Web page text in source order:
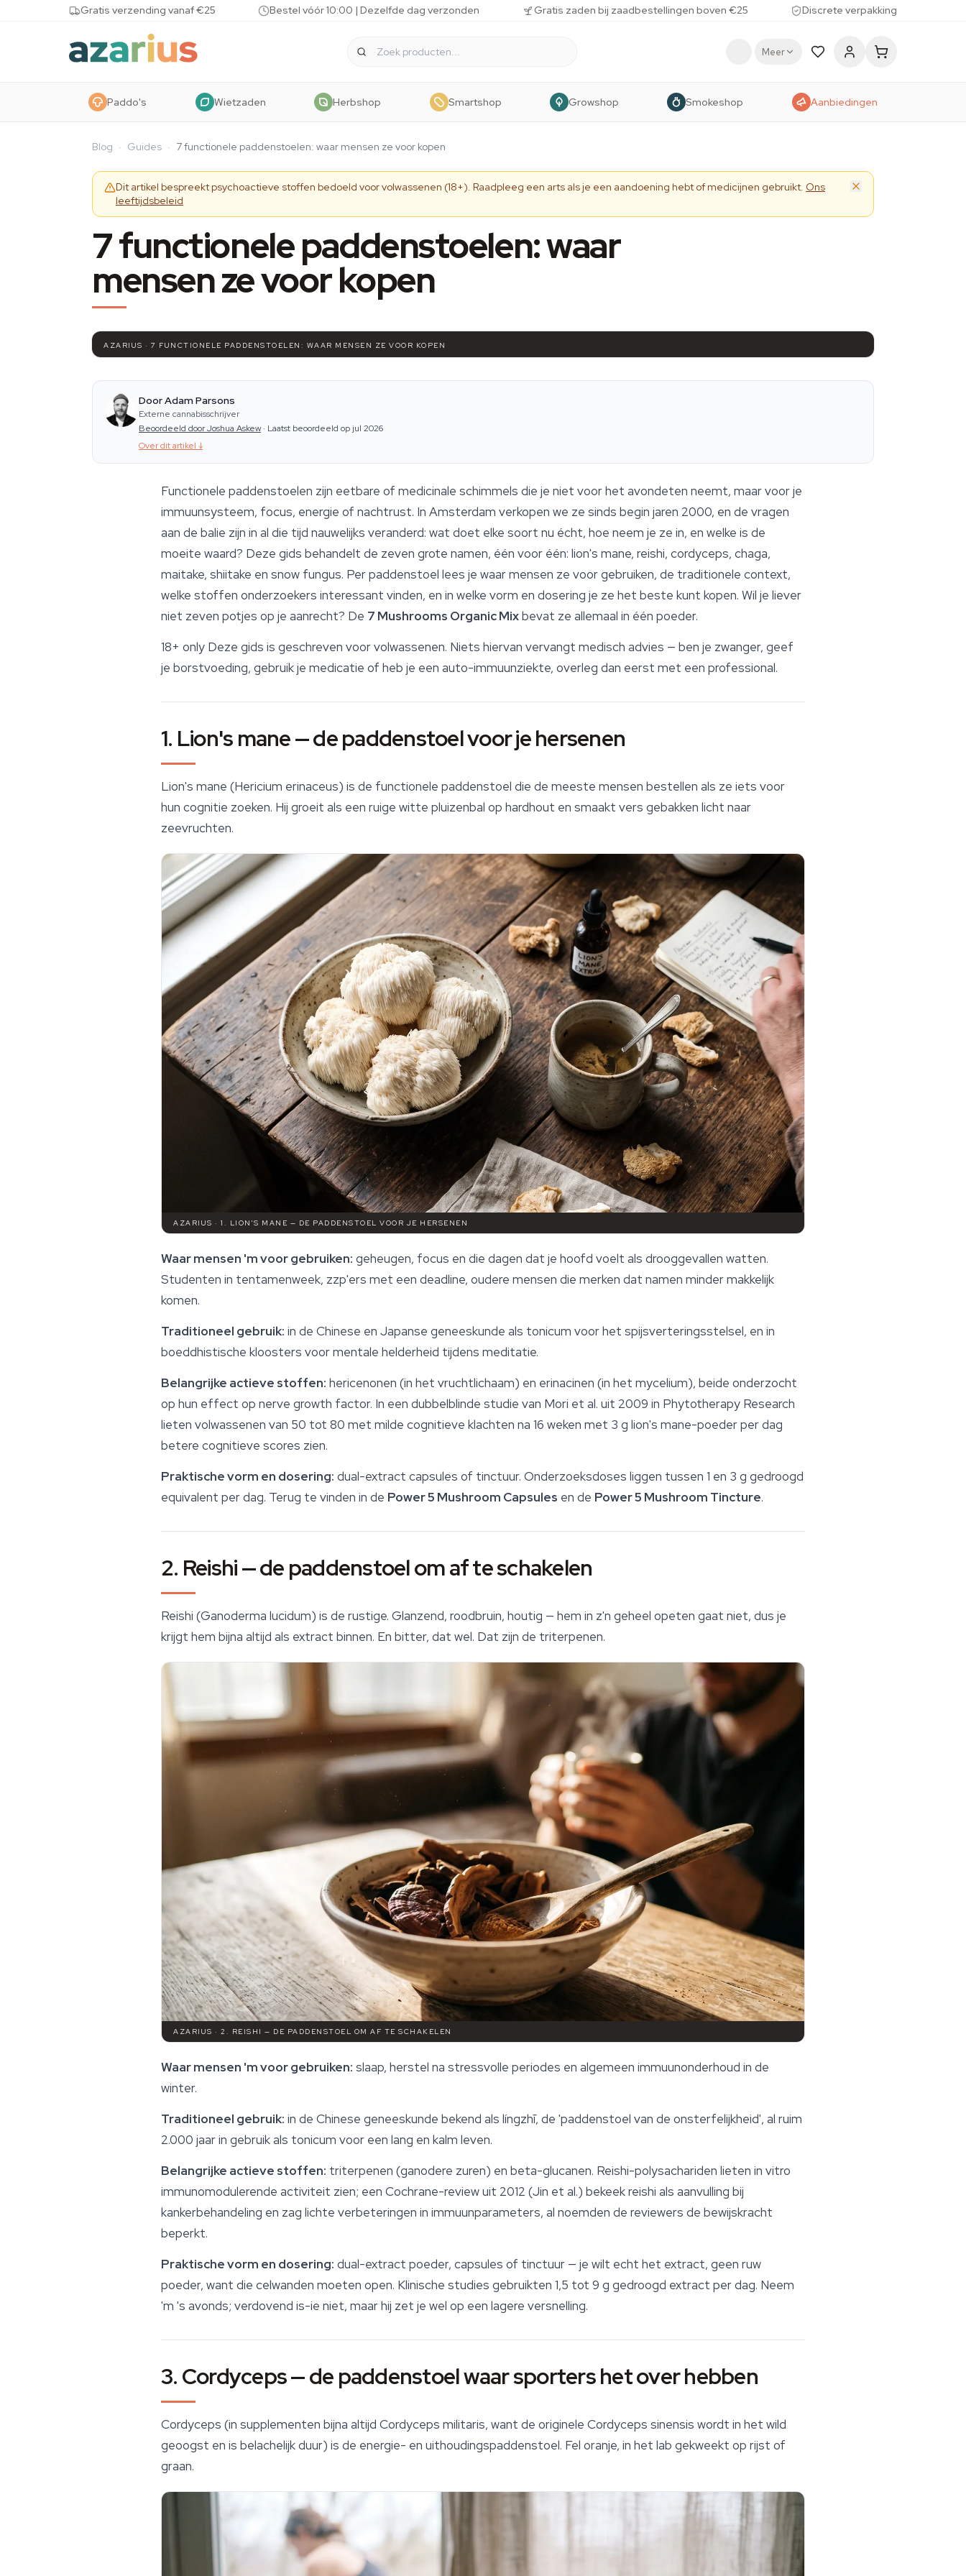
Skip to content Gratis verzending vanaf €25 Bestel vóór 10:00 | Dezelfde dag verzonden Gratis zaden bij zaadbestellingen boven €25 Discrete verpakking
Meer
Paddo's Wietzaden Herbshop Smartshop Growshop Smokeshop Aanbiedingen
Blog · Guides · 7 functionele paddenstoelen: waar mensen ze voor kopen
Dit artikel bespreekt psychoactieve stoffen bedoeld voor volwassenen (18+). Raadpleeg een arts als je een aandoening hebt of medicijnen gebruikt. Ons
leeftijdsbeleid
7 functionele paddenstoelen: waar
mensen ze voor kopen
AZARIUS · 7 FUNCTIONELE PADDENSTOELEN: WAAR MENSEN ZE VOOR KOPEN
Door Adam Parsons
Externe cannabisschrijver
Beoordeeld door Joshua Askew · Laatst beoordeeld op jul 2026
Over dit artikel ↓
Functionele paddenstoelen zijn eetbare of medicinale schimmels die je niet voor het avondeten neemt, maar voor je
immuunsysteem, focus, energie of nachtrust. In Amsterdam verkopen we ze sinds begin jaren 2000, en de vragen
aan de balie zijn in al die tijd nauwelijks veranderd: wat doet elke soort nu écht, hoe neem je ze in, en welke is de
moeite waard? Deze gids behandelt de zeven grote namen, één voor één: lion's mane, reishi, cordyceps, chaga,
maitake, shiitake en snow fungus. Per paddenstoel lees je waar mensen ze voor gebruiken, de traditionele context,
welke stoffen onderzoekers interessant vinden, en in welke vorm en dosering je ze het beste kunt kopen. Wil je liever
niet zeven potjes op je aanrecht? De 7 Mushrooms Organic Mixbevat ze allemaal in één poeder.
18+ only Deze gids is geschreven voor volwassenen. Niets hiervan vervangt medisch advies — ben je zwanger, geef
je borstvoeding, gebruik je medicatie of heb je een auto-immuunziekte, overleg dan eerst met een professional.
1. Lion's mane — de paddenstoel voor je hersenen
Lion's mane (Hericium erinaceus) is de functionele paddenstoel die de meeste mensen bestellen als ze iets voor
hun cognitie zoeken. Hij groeit als een ruige witte pluizenbal op hardhout en smaakt vers gebakken licht naar
zeevruchten.
AZARIUS · 1. LION'S MANE — DE PADDENSTOEL VOOR JE HERSENEN
Waar mensen 'm voor gebruiken: geheugen, focus en die dagen dat je hoofd voelt als drooggevallen watten.
Studenten in tentamenweek, zzp'ers met een deadline, oudere mensen die merken dat namen minder makkelijk
komen.
Traditioneel gebruik: in de Chinese en Japanse geneeskunde als tonicum voor het spijsverteringsstelsel, en in
boeddhistische kloosters voor mentale helderheid tijdens meditatie.
Belangrijke actieve stoffen: hericenonen (in het vruchtlichaam) en erinacinen (in het mycelium), beide onderzocht
op hun effect op nerve growth factor. In een dubbelblinde studie van Mori et al. uit 2009 in Phytotherapy Research
lieten volwassenen van 50 tot 80 met milde cognitieve klachten na 16 weken met 3 g lion's mane-poeder per dag
betere cognitieve scores zien.
Praktische vorm en dosering: dual-extract capsules of tinctuur. Onderzoeksdoses liggen tussen 1 en 3 g gedroogd
equivalent per dag. Terug te vinden in de Power 5 Mushroom Capsules en de Power 5 Mushroom Tincture.
2. Reishi — de paddenstoel om af te schakelen
Reishi (Ganoderma lucidum) is de rustige. Glanzend, roodbruin, houtig — hem in z'n geheel opeten gaat niet, dus je
krijgt hem bijna altijd als extract binnen. En bitter, dat wel. Dat zijn de triterpenen.
AZARIUS · 2. REISHI — DE PADDENSTOEL OM AF TE SCHAKELEN
Waar mensen 'm voor gebruiken: slaap, herstel na stressvolle periodes en algemeen immuunonderhoud in de
winter.
Traditioneel gebruik: in de Chinese geneeskunde bekend als língzhī, de 'paddenstoel van de onsterfelijkheid', al ruim
2.000 jaar in gebruik als tonicum voor een lang en kalm leven.
Belangrijke actieve stoffen: triterpenen (ganodere zuren) en beta-glucanen. Reishi-polysachariden lieten in vitro
immunomodulerende activiteit zien; een Cochrane-review uit 2012 (Jin et al.) bekeek reishi als aanvulling bij
kankerbehandeling en zag lichte verbeteringen in immuunparameters, al noemden de reviewers de bewijskracht
beperkt.
Praktische vorm en dosering: dual-extract poeder, capsules of tinctuur — je wilt echt het extract, geen ruw
poeder, want die celwanden moeten open. Klinische studies gebruikten 1,5 tot 9 g gedroogd extract per dag. Neem
'm 's avonds; verdovend is-ie niet, maar hij zet je wel op een lagere versnelling.
3. Cordyceps — de paddenstoel waar sporters het over hebben
Cordyceps (in supplementen bijna altijd Cordyceps militaris, want de originele Cordyceps sinensis wordt in het wild
geoogst en is belachelijk duur) is de energie- en uithoudingspaddenstoel. Fel oranje, in het lab gekweekt op rijst of
graan.